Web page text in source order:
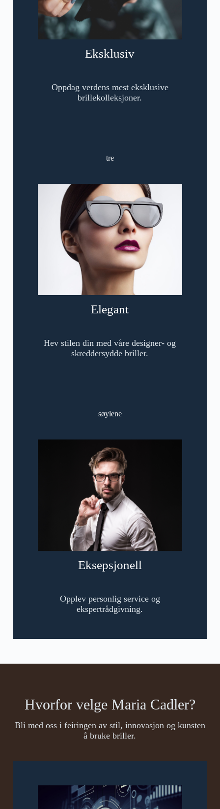
Eksklusiv
Oppdag verdens mest eksklusive
brillekolleksjoner.
tre
Elegant
Hev stilen din med våre designer- og
skreddersydde briller.
søylene
Eksepsjonell
Opplev personlig service og
ekspertrådgivning.
Hvorfor velge Maria Cadler?
Bli med oss ​​i feiringen av stil, innovasjon og kunsten
å bruke briller.